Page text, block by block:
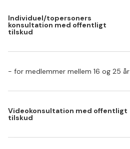
Individuel/topersoners
konsultation med offentligt
tilskud
- for medlemmer mellem 16 og 25 år
Videokonsultation med offentligt
tilskud